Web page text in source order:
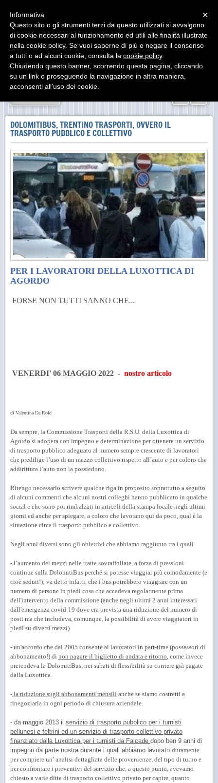
DOLOMITIBUS, TRENTINO TRASPORTI, OVVERO IL
TRASPORTO PUBBLICO E COLLETTIVO
PER I LAVORATORI DELLA LUXOTTICA DI
AGORDO
FORSE NON TUTTI SANNO CHE...
VENERDI' 06 MAGGIO 2022 - nostro articolo
di Valentina Da Rold
Da sempre, la Commissione Trasporti della R.S.U. della Luxottica di
Agordo si adopera con impegno e determinazione per ottenere un servizio
di trasporto pubblico adeguato al numero sempre crescente di lavoratori
che predilige l’uso di un mezzo collettivo rispetto all’auto e per coloro che
addirittura l’auto non la possiedono.
Ritengo necessario scrivere qualche riga in proposito soprattutto a seguito
di alcuni commenti che alcuni nostri colleghi hanno pubblicato in qualche
social e che sono poi rimbalzati in articoli della stampa locale negli ultimi
giorni ed anche per spiegare, a coloro che lavorano qui da poco, qual è la
situazione circa il trasporto pubblico e collettivo.
Negli anni diversi sono gli obiettivi che abbiamo raggiunto tra i quali
- l’aumento dei mezzi nelle tratte sovraffollate, a forza di pressioni
continue sulla DolomitiBus perché si potesse viaggiar più comodamente (e
cioè seduti!); va detto infatti, che i bus potrebbero viaggiare con un
numero di persone in piedi cosa che accadeva regolarmente prima
dell'intervento della commissione (anche negli ultimi 2 anni interessati
dall'emergenza covid-19 dove era prevista una riduzione del numero di
posti ma che includeva, comunque, la possibilità di avere viaggiatori in
piedi su diversi mezzi)
- un'accordo che dal 2005 consente ai lavoratori in part-time (possessori di
abbonamento!) di non pagare il biglietto di andata e ritorno, come invece
pretendeva la DolomitiBus, nei sabati di flessibilità su corriere già pagate
dalla Luxottica.
- la riduzione sugli abbonamenti mensili anche se siamo costretti a
rinegoziarla in ogni periodo di chiusura aziendale.
- da maggio 2013 il servizio di trasporto pubblico per i turnisti
bellunesi e feltrini ed un servizio di trasporto collettivo privato
finanziato dalla Luxottica per i turnisti da Falcade dopo ben 9 anni di
impegno da parte nostra durante i quali abbiamo lavorato duramente
per compiere un’ analisi dettagliata delle provenienze, del tipo di turno e
per confrontare i preventivi del servizio che, a questo punto, avevamo
chiesto a varie ditte di trasporto collettivo privato per capire, quanto
×
Informativa
Questo sito o gli strumenti terzi da questo utilizzati si avvalgono
di cookie necessari al funzionamento ed utili alle finalità illustrate
nella cookie policy. Se vuoi saperne di più o negare il consenso
a tutti o ad alcuni cookie, consulta la cookie policy.
Chiudendo questo banner, scorrendo questa pagina, cliccando
su un link o proseguendo la navigazione in altra maniera,
acconsenti all’uso dei cookie.